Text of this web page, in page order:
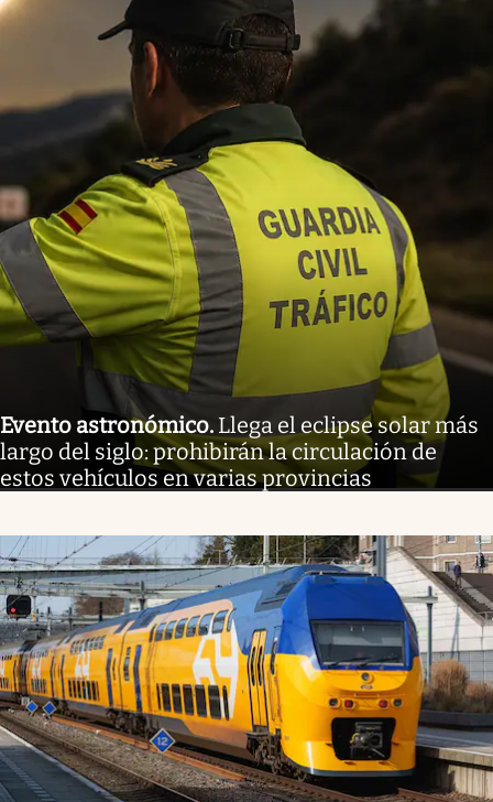
Evento astronómico. Llega el eclipse solar más
largo del siglo: prohibirán la circulación de
estos vehículos en varias provincias